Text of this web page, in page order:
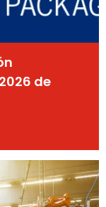
de